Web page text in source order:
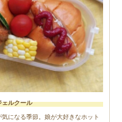
ェルクール
になる季節。娘が大好きなホット